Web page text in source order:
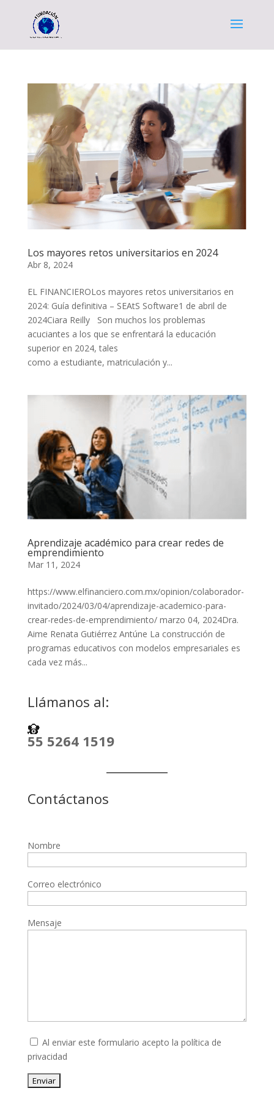
Los mayores retos universitarios en 2024
Abr 8, 2024
EL FINANCIEROLos mayores retos universitarios en
2024: Guía definitiva – SEAtS Software1 de abril de
2024Ciara Reilly Son muchos los problemas
acuciantes a los que se enfrentará la educación
superior en 2024, tales
como a estudiante, matriculación y...
Aprendizaje académico para crear redes de
emprendimiento
Mar 11, 2024
https://www.elfinanciero.com.mx/opinion/colaborador-
invitado/2024/03/04/aprendizaje-academico-para-
crear-redes-de-emprendimiento/ marzo 04, 2024Dra.
Aime Renata Gutiérrez Antúne La construcción de
programas educativos con modelos empresariales es
cada vez más...
Llámanos al:
55 5264 1519
Contáctanos
Nombre
Correo electrónico
Mensaje
Al enviar este formulario acepto la política de
privacidad
Enviar